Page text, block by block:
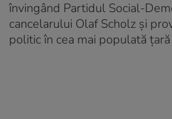
învingând Partidul Social-
cancelarului Olaf Scholz și
politic în cea mai populată